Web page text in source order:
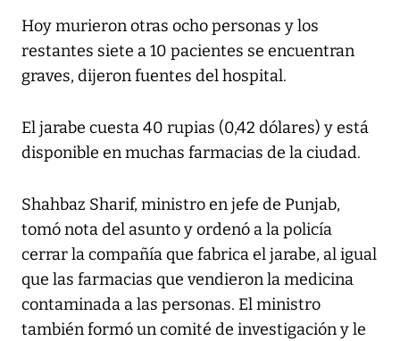
Hoy murieron otras ocho personas y los
restantes siete a 10 pacientes se encuentran
graves, dijeron fuentes del hospital.
El jarabe cuesta 40 rupias (0,42 dólares) y está
disponible en muchas farmacias de la ciudad.
Shahbaz Sharif, ministro en jefe de Punjab,
tomó nota del asunto y ordenó a la policía
cerrar la compañía que fabrica el jarabe, al igual
que las farmacias que vendieron la medicina
contaminada a las personas. El ministro
también formó un comité de investigación y le